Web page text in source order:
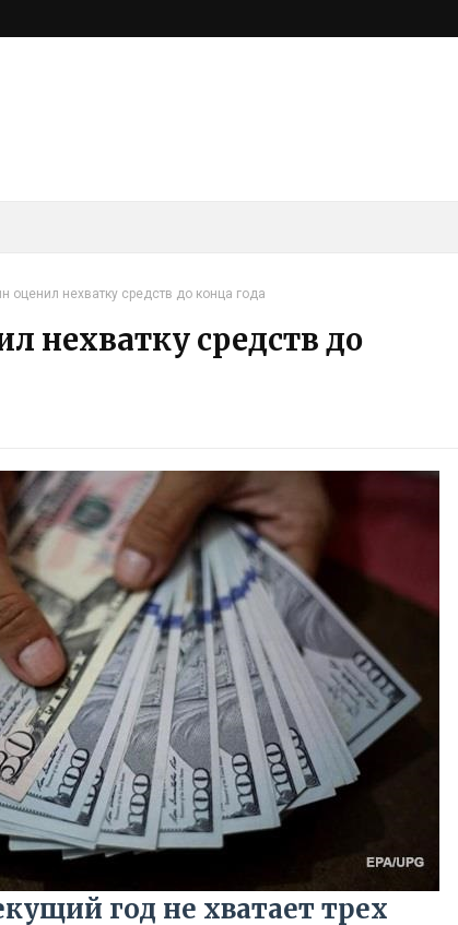
оценил нехватку средств до конца года
нехватку средств до
год не хватает трех